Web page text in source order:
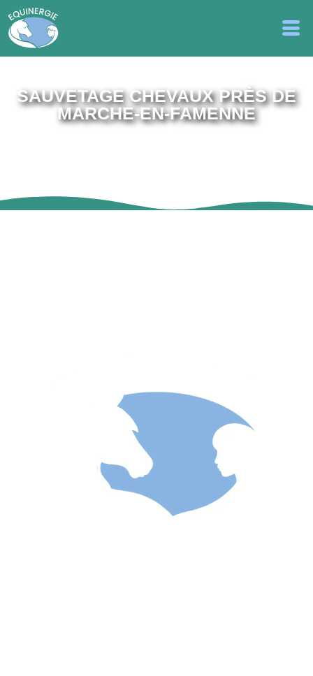
SAUVETAGE CHEVAUX PRÈS DE
MARCHE-EN-FAMENNE